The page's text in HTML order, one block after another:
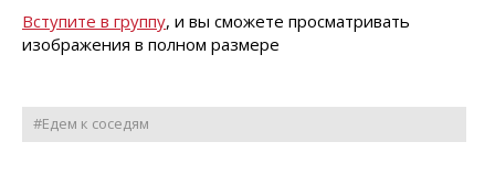
Вступите в группу, и вы сможете просматривать
изображения в полном размере
#Едем к соседям